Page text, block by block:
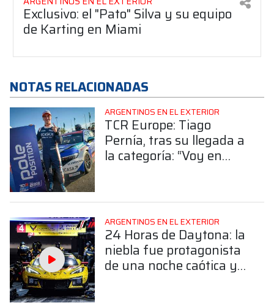
Exclusivo: el "Pato" Silva y su equipo
de Karting en Miami
NOTAS RELACIONADAS
ARGENTINOS EN EL EXTERIOR
TCR Europe: Tiago
Pernía, tras su llegada a
la categoría: “Voy en
ARGENTINOS EN EL EXTERIOR
24 Horas de Daytona: la
niebla fue protagonista
de una noche caótica y